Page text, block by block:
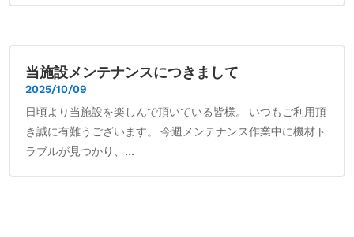
当施設メンテナンスにつきまして
2025/10/09
日頃より当施設を楽しんで頂いている皆様。 いつもご利用頂
き誠に有難うございます。 今週メンテナンス作業中に機材ト
ラブルが見つかり、...